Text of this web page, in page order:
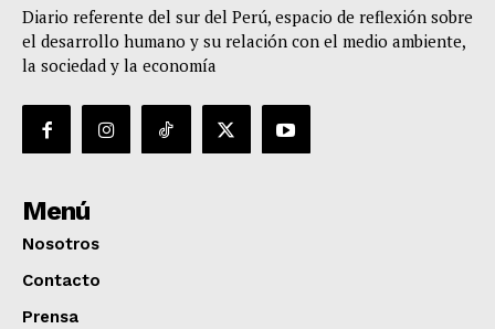
Diario referente del sur del Perú, espacio de reflexión sobre
el desarrollo humano y su relación con el medio ambiente,
la sociedad y la economía
Menú
Nosotros
Contacto
Prensa